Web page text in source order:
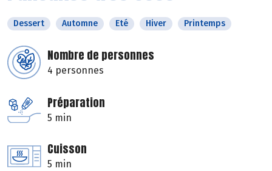
Dessert Automne Eté Hiver Printemps
Nombre de personnes
4 personnes
Préparation
5 min
Cuisson
5 min